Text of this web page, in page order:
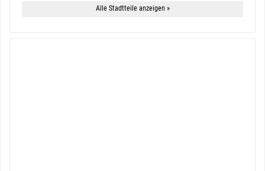
Alle Stadtteile anzeigen »